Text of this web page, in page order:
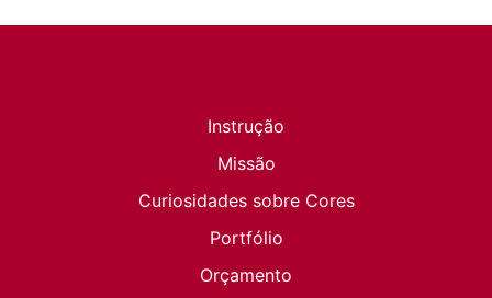
Instrução
Missão
Curiosidades sobre Cores
Portfólio
Orçamento